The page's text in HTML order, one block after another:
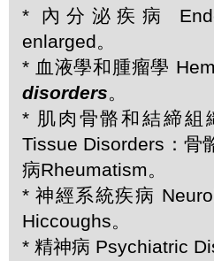
* 內分泌疾病
enlarged。
* 血液學和腫瘤學
disorders。
* 肌肉骨骼和結締組
Tissue Disorders：骨
病Rheumatism。
* 神經系統疾病
Hiccoughs。
* 精神病 Psychiatric